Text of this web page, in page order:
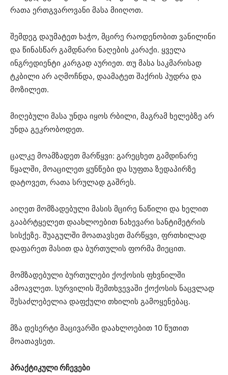
რათა ერთგვაროვანი მასა მიიღოთ.
შემდეგ დაუმატეთ ხაჭო, მცირე რაოდენობით ვანილინი
და წინასწარ გამდნარი ნაღების კარაქი. ყველა
ინგრედიენტი კარგად აურიეთ. თუ მასა საკმარისად
ტკბილი არ აღმოჩნდა, დაამატეთ შაქრის პუდრა და
მოზილეთ.
მიღებული მასა უნდა იყოს რბილი, მაგრამ ხელებზე არ
უნდა გეკრობოდეთ.
ცალკე მოამზადეთ მარწყვი: გარეცხეთ გამდინარე
წყალში, მოაცილეთ ყუნწები და სუფთა ზედაპირზე
დატოვეთ, რათა სრულად გაშრეს.
აიღეთ მომზადებული მასის მცირე ნაწილი და ხელით
გააბრტყელეთ დაახლოებით ნახევარი სანტიმეტრის
სისქეზე. შუაგულში მოათავსეთ მარწყვი, ფრთხილად
დაფარეთ მასით და ბურთულის ფორმა მიეცით.
მომზადებული ბურთულები ქოქოსის ფხვნილში
ამოავლეთ. სურვილის შემთხვევაში ქოქოსის ნაცვლად
შესაძლებელია დაფქული თხილის გამოყენებაც.
მზა დესერტი მაცივარში დაახლოებით 10 წუთით
მოათავსეთ.
პრაქტიკული რჩევები